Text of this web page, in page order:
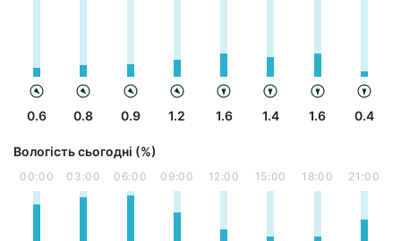
0.6 0.8 0.9 1.2 1.6 1.4 1.6 0.4
Вологість сьогодні (%)
00:00 03:00 06:00 09:00 12:00 15:00 18:00 21:00